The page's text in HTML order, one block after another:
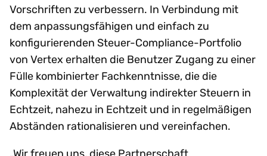
Vorschriften zu verbessern. In Verbindung mit
dem anpassungsfähigen und einfach zu
konfigurierenden Steuer-Compliance-Portfolio
von Vertex erhalten die Benutzer Zugang zu einer
Fülle kombinierter Fachkenntnisse, die die
Komplexität der Verwaltung indirekter Steuern in
Echtzeit, nahezu in Echtzeit und in regelmäßigen
Abständen rationalisieren und vereinfachen.
„Wir freuen uns, diese Partnerschaft